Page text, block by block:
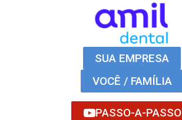
SUA EMPRESA
VOCÊ / FAMÍLIA
PASSO-A-PASSO